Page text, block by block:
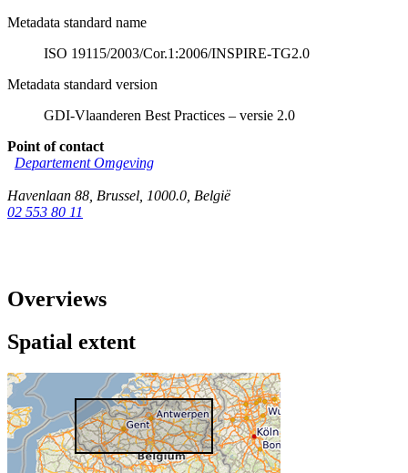
Metadata standard name
ISO 19115/2003/Cor.1:2006/INSPIRE-TG2.0
Metadata standard version
GDI-Vlaanderen Best Practices – versie 2.0
Point of contact
Departement Omgeving
Havenlaan 88 Brussel 1000.0 België
02 553 80 11
Overviews
Spatial extent